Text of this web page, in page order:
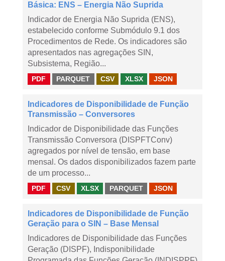
Básica: ENS – Energia Não Suprida
Indicador de Energia Não Suprida (ENS),
estabelecido conforme Submódulo 9.1 dos
Procedimentos de Rede. Os indicadores são
apresentados nas agregações SIN,
Subsistema, Região...
PDF PARQUET CSV XLSX JSON
Indicadores de Disponibilidade de Função
Transmissão – Conversores
Indicador de Disponibilidade das Funções
Transmissão Conversora (DISPFTConv)
agregados por nível de tensão, em base
mensal. Os dados disponibilizados fazem parte
de um processo...
PDF CSV XLSX PARQUET JSON
Indicadores de Disponibilidade de Função
Geração para o SIN – Base Mensal
Indicadores de Disponibilidade das Funções
Geração (DISPF), Indisponibilidade